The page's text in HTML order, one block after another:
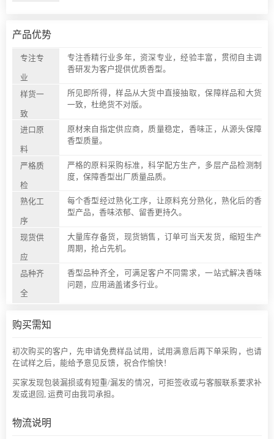
产品优势
专注专
业
专注香精行业多年，资深专业，经验丰富，贯彻自主调
香研发为客户提供优质香型。
样货一
致
所见即所得，样品从大货中直接抽取，保障样品和大货
一致，杜绝货不对版。
进口原
料
原材来自指定供应商，质量稳定，香味正，从源头保障
香型质量。
严格质
检
严格的原料采购标准，科学配方生产，多层产品检测制
度，保障香型出厂质量品质。
熟化工
序
每个香型经过熟化工序，让原料充分熟化，熟化后的香
型产品，香味浓郁、留香更持久。
现货供
应
大量库存备货，现货销售，订单可当天发货，缩短生产
周期，抢占先机。
品种齐
全
香型品种齐全，可满足客户不同需求，一站式解决香味
问题，应用涵盖诸多行业。
购买需知
初次购买的客户，先申请免费样品试用，试用满意后再下单采购，也请
在试样之后，能给予意见反馈，祝合作愉快！
买家发现包装漏损或有短重/漏发的情况，可拒签收或与客服联系要求补
发或退回, 运费可由我司承担。
物流说明